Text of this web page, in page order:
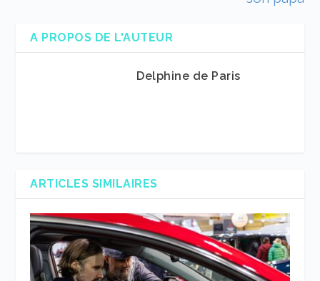
A PROPOS DE L'AUTEUR
Delphine de Paris
ARTICLES SIMILAIRES